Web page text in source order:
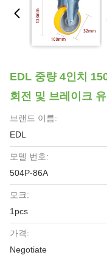
EDL 중량 4인치
회전 및 브레이크
브랜드 이름:
EDL
모델 번호:
504P-86A
모크:
1pcs
가격:
Negotiate